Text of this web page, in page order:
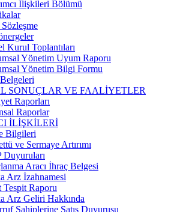
İlişkileri Bölümü
Sözleşme
Kurul Toplantıları
Yönetim Uyum Raporu
Yönetim Bilgi Formu
SONUÇLAR VE FAALİYETLER
Raporları
Raporlar
İLİŞKİLERİ
Bilgileri
ve Sermaye Artırımı
Aracı İhraç Belgesi
Arz İzahnamesi
Tespit Raporu
Arz Geliri Hakkında
Sahiplerine Satış Duyurusu